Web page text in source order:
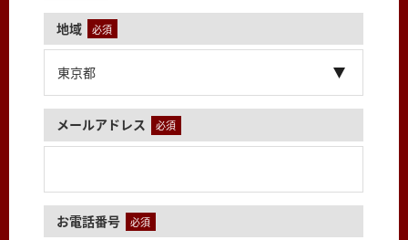
地域 必須
メールアドレス 必須
お電話番号 必須